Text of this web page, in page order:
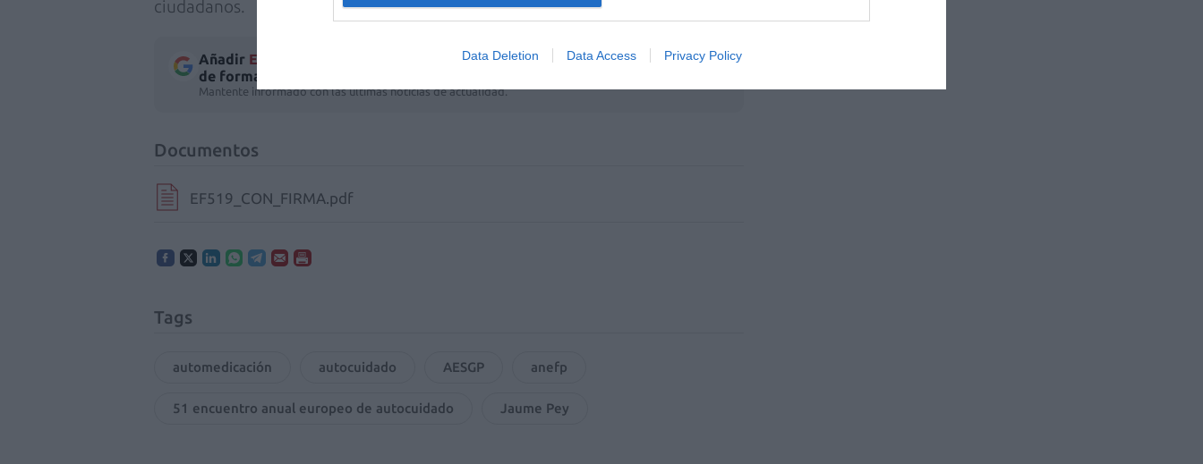
Data Deletion Data Access Privacy Policy
ciudadanos.
Añadir El Farmacéutico
como fuente preferida de Google
de forma gratuita
Mantente informado con las últimas noticias de actualidad.
Documentos
EF519_CON_FIRMA.pdf
Tags
automedicación autocuidado AESGP anefp
51 encuentro anual europeo de autocuidado Jaume Pey